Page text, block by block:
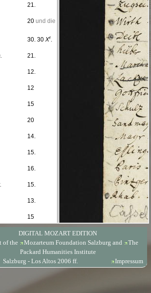
DIGITAL MOZART EDITION
of the
Mozarteum Foundation Salzburg and
The
Packard Humanities Institute
Salzburg - Los Altos 2006 ff.
Impressum